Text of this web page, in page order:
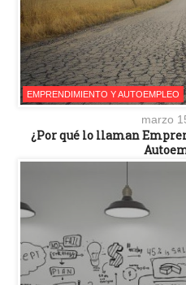
EMPRENDIMIENTO Y AUTOEMPLEO
marzo
¿Por qué lo llaman